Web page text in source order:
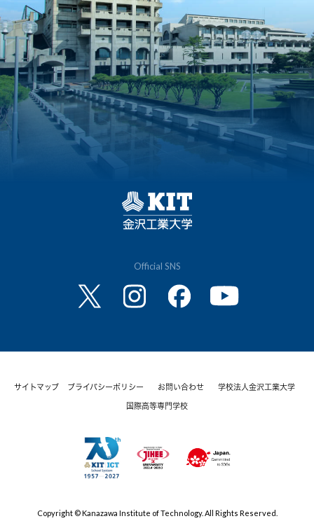
Official SNS
サイトマップ プライバシーポリシー お問い合わせ 学校法人金沢工業大学
国際高等専門学校
Copyright © Kanazawa Institute of Technology. All Rights Reserved.